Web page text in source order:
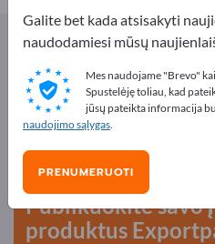
Exportpages Maistas ir
Reklamuokitės
Exportpages!
kontaktai >> pradėkite čia
Publikuokite savo
produktus
Galite bet kada atsisakyti
naudodamiesi mūsų
Mes naudojame "Brevo"
Spustelėję toliau, kad
jūsų pateikta informacija
naudojimo sąlygas.
PRENUMERUOTI